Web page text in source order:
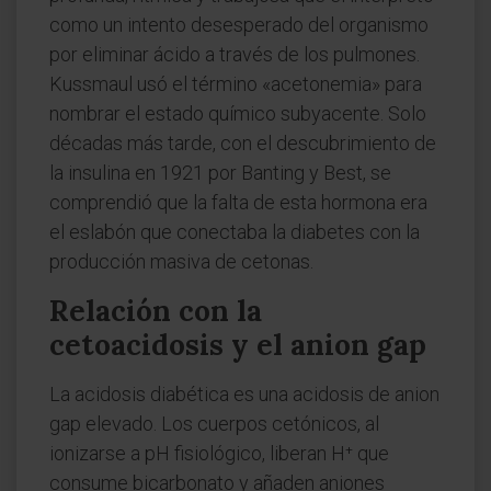
como un intento desesperado del organismo
por eliminar ácido a través de los pulmones.
Kussmaul usó el término «acetonemia» para
nombrar el estado químico subyacente. Solo
décadas más tarde, con el descubrimiento de
la insulina en 1921 por Banting y Best, se
comprendió que la falta de esta hormona era
el eslabón que conectaba la diabetes con la
producción masiva de cetonas.
Relación con la
cetoacidosis y el anion gap
La acidosis diabética es una acidosis de anion
gap elevado. Los cuerpos cetónicos, al
ionizarse a pH fisiológico, liberan H⁺ que
consume bicarbonato y añaden aniones